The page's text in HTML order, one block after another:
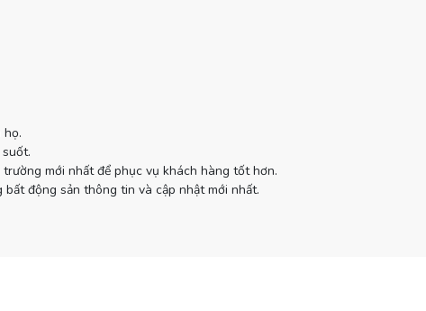
mới nhất để phục vụ khách hàng tốt hơn.
động sản thông tin và cập nhật mới nhất.